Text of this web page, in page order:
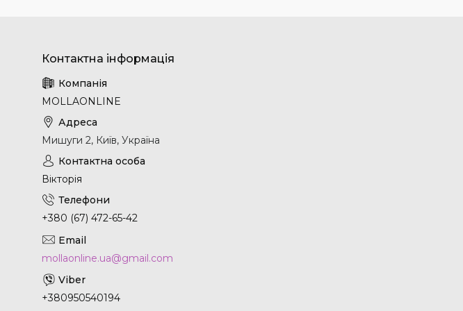
MOLLAONLINE
Мишуги 2, Київ, Україна
Вікторія
+380 (67) 472-65-42
mollaonline.ua@gmail.com
+380950540194